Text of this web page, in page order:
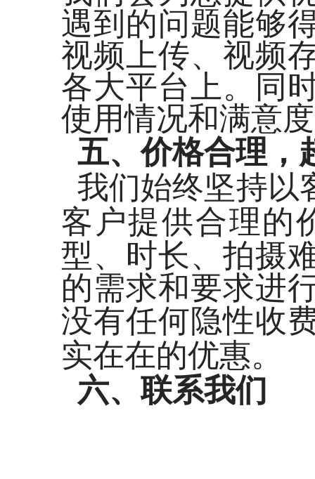
遇到的问题能够
视频上传、视频
各大平台上。同
使用情况和满意
五、价格合理，
我们始终坚持以
客户提供合理的
型、时长、拍摄
的需求和要求进
没有任何隐性收
实在在的优惠。
六、联系我们